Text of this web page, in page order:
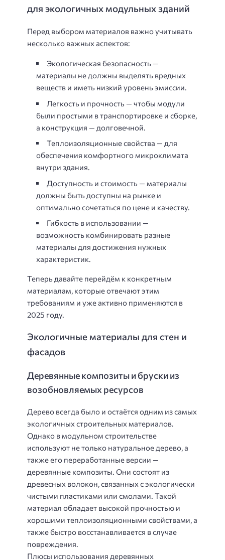
для экологичных модульных зданий
Перед выбором материалов важно учитывать
несколько важных аспектов:
Экологическая безопасность —
материалы не должны выделять вредных
веществ и иметь низкий уровень эмиссии.
Легкость и прочность — чтобы модули
были простыми в транспортировке и сборке,
а конструкция — долговечной.
Теплоизоляционные свойства — для
обеспечения комфортного микроклимата
внутри здания.
Доступность и стоимость — материалы
должны быть доступны на рынке и
оптимально сочетаться по цене и качеству.
Гибкость в использовании —
возможность комбинировать разные
материалы для достижения нужных
характеристик.
Теперь давайте перейдём к конкретным
материалам, которые отвечают этим
требованиям и уже активно применяются в
2025 году.
Экологичные материалы для стен и
фасадов
Деревянные композиты и бруски из
возобновляемых ресурсов
Дерево всегда было и остаётся одним из самых
экологичных строительных материалов.
Однако в модульном строительстве
используют не только натуральное дерево, а
также его переработанные версии —
деревянные композиты. Они состоят из
древесных волокон, связанных с экологически
чистыми пластиками или смолами. Такой
материал обладает высокой прочностью и
хорошими теплоизоляционными свойствами, а
также быстро восстанавливается в случае
повреждения.
Плюсы использования деревянных